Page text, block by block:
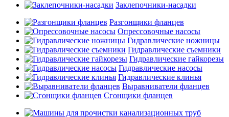
Заклепочники-насадки
Разгонщики фланцев
Опрессовочные насосы
Гидравлические ножницы
Гидравлические съемники
Гидравлические гайкорезы
Гидравлические насосы
Гидравлические клинья
Выравниватели фланцев
Сгонщики фланцев